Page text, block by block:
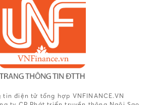
tin điện tử tổng hợp VNFINANCE.VN